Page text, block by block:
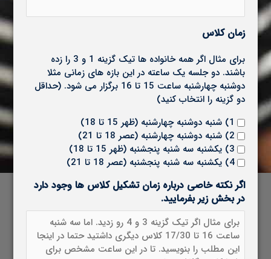
زمان کلاس
برای مثال اگر همه خانواده ها تیک گزینه 1 و 3 را زده
باشند. دو جلسه یک ساعته در این بازه های زمانی مثلا
دوشنبه چهارشنبه ساعت 15 تا 16 برگزار می شود. (حداقل
دو گزینه را انتخاب کنید)
1) شنبه دوشنبه چهارشنبه (ظهر 15 تا 18)
2) شنبه دوشنبه چهارشنبه (عصر 18 تا 21)
3) یکشنبه سه شنبه پنجشنبه (ظهر 15 تا 18)
4) یکشنبه سه شنبه پنجشنبه (عصر 18 تا 21)
اگر نکته خاصی درباره زمان تشکیل کلاس ها وجود دارد
در بخش زیر بفرمایید.